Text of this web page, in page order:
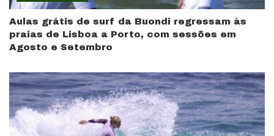
Aulas grátis de surf da Buondi regressam às
praias de Lisboa a Porto, com sessões em
Agosto e Setembro